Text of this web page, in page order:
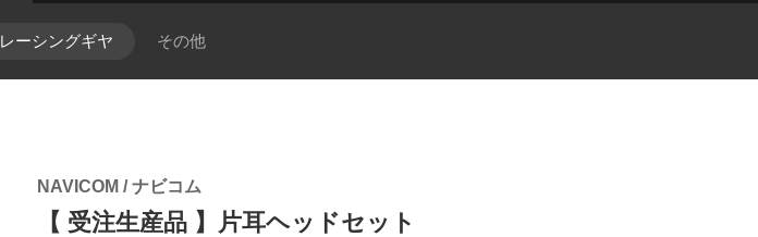
レーシングギヤ その他
NAVICOM / ナビコム
【 受注生産品 】片耳ヘッドセット